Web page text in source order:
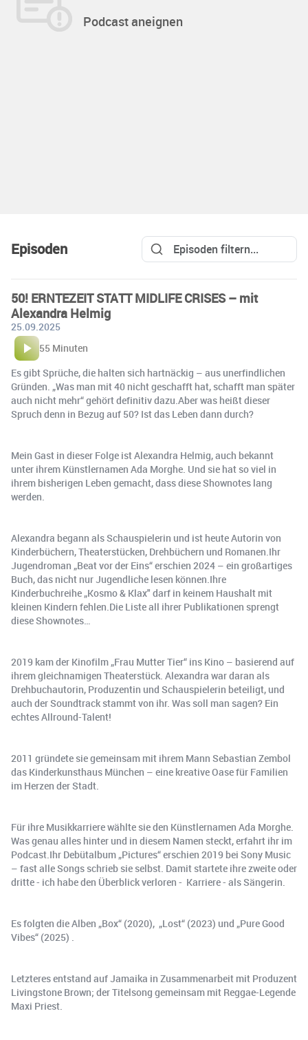
Podcast aneignen
Episoden
50! ERNTEZEIT STATT MIDLIFE CRISES – mit
Alexandra Helmig
25.09.2025
55 Minuten
Es gibt Sprüche, die halten sich hartnäckig – aus unerfindlichen
Gründen. „Was man mit 40 nicht geschafft hat, schafft man später
auch nicht mehr“ gehört definitiv dazu.Aber was heißt dieser
Spruch denn in Bezug auf 50? Ist das Leben dann durch?
Mein Gast in dieser Folge ist Alexandra Helmig, auch bekannt
unter ihrem Künstlernamen Ada Morghe. Und sie hat so viel in
ihrem bisherigen Leben gemacht, dass diese Shownotes lang
werden.
Alexandra begann als Schauspielerin und ist heute Autorin von
Kinderbüchern, Theaterstücken, Drehbüchern und Romanen.Ihr
Jugendroman „Beat vor der Eins“ erschien 2024 – ein großartiges
Buch, das nicht nur Jugendliche lesen können.Ihre
Kinderbuchreihe „Kosmo & Klax" darf in keinem Haushalt mit
kleinen Kindern fehlen.Die Liste all ihrer Publikationen sprengt
diese Shownotes…
2019 kam der Kinofilm „Frau Mutter Tier“ ins Kino – basierend auf
ihrem gleichnamigen Theaterstück. Alexandra war daran als
Drehbuchautorin, Produzentin und Schauspielerin beteiligt, und
auch der Soundtrack stammt von ihr. Was soll man sagen? Ein
echtes Allround-Talent!
2011 gründete sie gemeinsam mit ihrem Mann Sebastian Zembol
das Kinderkunsthaus München – eine kreative Oase für Familien
im Herzen der Stadt.
Für ihre Musikkarriere wählte sie den Künstlernamen Ada Morghe.
Was genau alles hinter und in diesem Namen steckt, erfahrt ihr im
Podcast.Ihr Debütalbum „Pictures“ erschien 2019 bei Sony Music
– fast alle Songs schrieb sie selbst. Damit startete ihre zweite oder
dritte - ich habe den Überblick verloren - Karriere - als Sängerin.
Es folgten die Alben „Box“ (2020), „Lost“ (2023) und „Pure Good
Vibes“ (2025) .
Letzteres entstand auf Jamaika in Zusammenarbeit mit Produzent
Livingstone Brown; der Titelsong gemeinsam mit Reggae-Legende
Maxi Priest.